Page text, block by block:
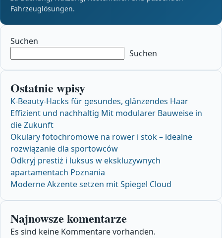
Fahrzeuglösungen.
Suchen
Suchen
Ostatnie wpisy
K-Beauty-Hacks für gesundes, glänzendes Haar
Effizient und nachhaltig Mit modularer Bauweise in
die Zukunft
Okulary fotochromowe na rower i stok – idealne
rozwiązanie dla sportowców
Odkryj prestiż i luksus w ekskluzywnych
apartamentach Poznania
Moderne Akzente setzen mit Spiegel Cloud
Najnowsze komentarze
Es sind keine Kommentare vorhanden.